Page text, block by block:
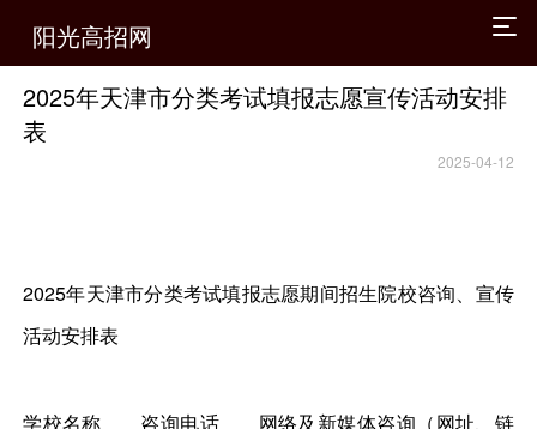
阳光高招网
2025年天津市分类考试填报志愿宣传活动安排
表
2025-04-12
2025年天津市分类考试填报志愿期间招生院校咨询、宣传
活动安排表
学校名称 咨询电话
网络及新媒体咨询（网址、链